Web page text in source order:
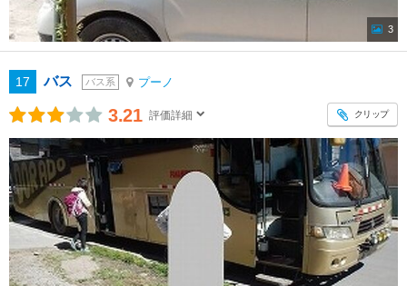
3
17 バス バス系 プーノ
3.21 評価詳細 クリップ